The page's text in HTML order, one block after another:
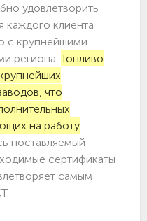
удовлетворить
каждого клиента
с крупнейшими
региона.Топливо
что
на работу
поставляемый
сертификаты
самым